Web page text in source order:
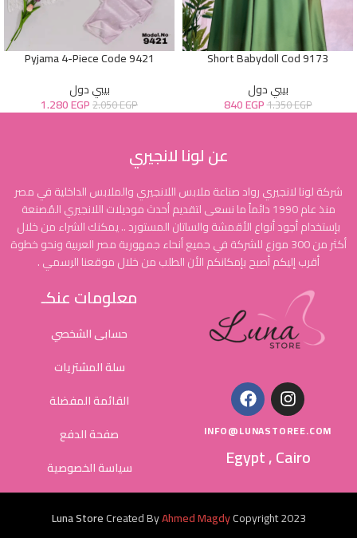
Short Babydoll Cod 9173
بيبي دول
1.350EGP
840EGP
Pyjama 4-Piece Code 9421
بيبي دول
2.050EGP
1.280EGP
عن لونا لانجيري
شركة لونا لانجيري رواد صناعة ملابس اللانجيري والملابس الداخلية في مصر
منذ عام 1990 دائماً ما نسعى لتقديم أحدث موديلات اللانجيري المُصنعة
بإستخدام أجود أنواع الأقمشة والساتان المستورد .. يمكنك الشراء من خلال
أكثر من 300 موزع للشركة في جميع أنحاء جمهورية مصر العربية ونحو خطوة
أقرب إليكم أصبح بإمكانكم الأن الطلب من خلال موقعنا الرسمي .
INFO@LUNASTOREE.COM
Egypt , Cairo
معلومات عنكـ
حسابى الشخصي
سلة المشتريات
القائمة المفضلة
صفحة الدفع
سياسة الخصوصية
Luna StoreCreated ByAhmed MagdyCopyright2023